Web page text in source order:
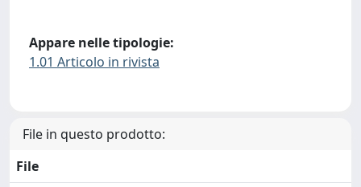
Appare nelle tipologie:
1.01 Articolo in rivista
File in questo prodotto:
File